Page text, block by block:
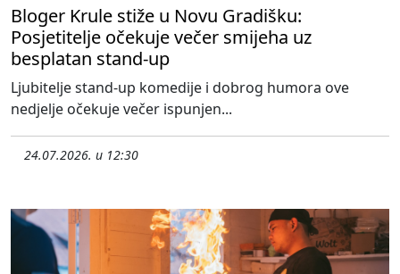
Bloger Krule stiže u Novu Gradišku:
Posjetitelje očekuje večer smijeha uz
besplatan stand-up
Ljubitelje stand-up komedije i dobrog humora ove
nedjelje očekuje večer ispunjen...
24.07.2026. u 12:30